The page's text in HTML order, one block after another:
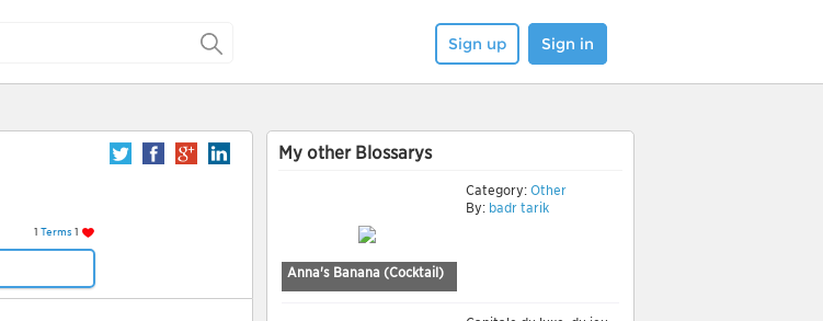
Sign up Sign in
1 Terms 1
My other Blossarys
Anna's Banana (Cocktail)
Category: Other
By: badr tarik